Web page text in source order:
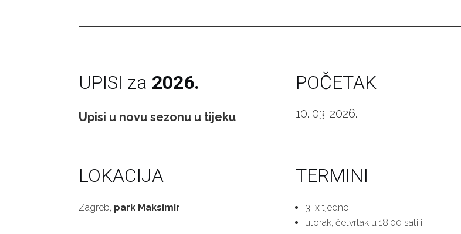
UPISI za 2026.
Upisi u novu sezonu u tijeku
POČETAK
10. 03. 2026.
LOKACIJA
Zagreb, park Maksimir
TERMINI
3 x tjedno
utorak, četvrtak u 18:00 sati i